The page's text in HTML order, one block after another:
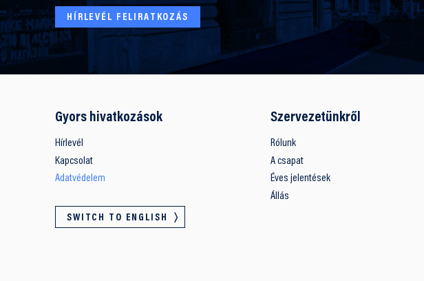
HÍRLEVÉL FELIRATKOZÁS
Gyors hivatkozások
Hírlevél
Kapcsolat
Adatvédelem
SWITCH TO ENGLISH
Szervezetünkről
Rólunk
A csapat
Éves jelentések
Állás